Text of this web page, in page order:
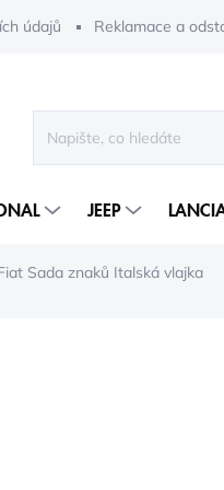
údajů Reklamace a
JEEP
Sada znaků Italská vlajka